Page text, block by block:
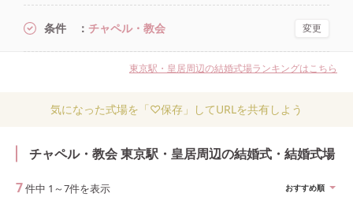
条件 チャペル・教会 変更
東京駅・皇居周辺の結婚式場ランキングはこちら
気になった式場を「♡保存」してURLを共有しよう
チャペル・教会 東京駅・皇居周辺の結婚式・結婚式場
7件中 1 ～7件を表示 おすすめ順